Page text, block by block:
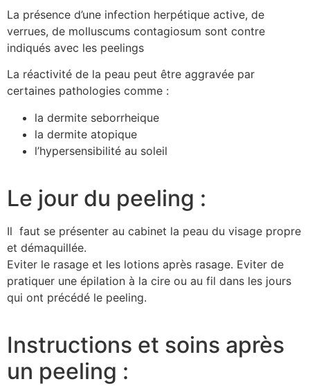
La présence d’une infection herpétique active, de
verrues, de molluscums contagiosum sont contre
indiqués avec les peelings
La réactivité de la peau peut être aggravée par
certaines pathologies comme :
la dermite seborrheique
la dermite atopique
l’hypersensibilité au soleil
Le jour du peeling :
Il faut se présenter au cabinet la peau du visage propre
et démaquillée.
Eviter le rasage et les lotions après rasage. Eviter de
pratiquer une épilation à la cire ou au fil dans les jours
qui ont précédé le peeling.
Instructions et soins après
un peeling :